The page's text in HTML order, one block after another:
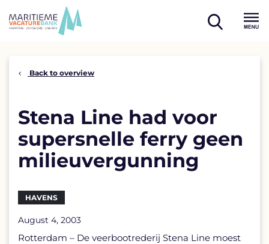
open
Back to overview
Stena Line had voor
supersnelle ferry geen
milieuvergunning
HAVENS
August 4, 2003
Rotterdam – De veerbootrederij Stena Line moest